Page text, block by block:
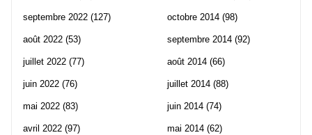
septembre 2022 (127)
août 2022 (53)
juillet 2022 (77)
juin 2022 (76)
mai 2022 (83)
avril 2022 (97)
octobre 2014 (98)
septembre 2014 (92)
août 2014 (66)
juillet 2014 (88)
juin 2014 (74)
mai 2014 (62)